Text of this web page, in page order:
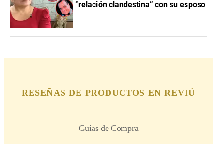
“relación clandestina” con su esposo